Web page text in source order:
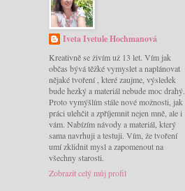
Iveta Ivetule Hochmanová
Kreativně se živím už 13 let. Vím jak
občas bývá těžké vymyslet a naplánovat
nějaké tvoření , které zaujme, výsledek
bude hezký a materiál nebude moc drahý.
Proto vymýšlím stále nové možnosti, jak
práci ulehčit a zpříjemnit nejen mně, ale i
vám. Nabízím návody a materiál, který
sama navrhuji a testuji. Vím, že tvoření
umí zklidnit mysl a zapomenout na
všechny starosti.
Zobrazit celý můj profil